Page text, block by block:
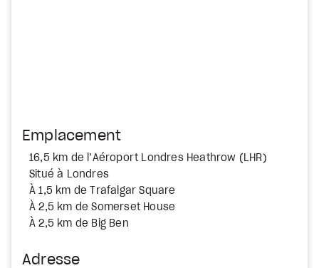
Emplacement
16,5 km de l’Aéroport Londres Heathrow (LHR)
Situé à Londres
À 1,5 km de Trafalgar Square
À 2,5 km de Somerset House
À 2,5 km de Big Ben
Adresse